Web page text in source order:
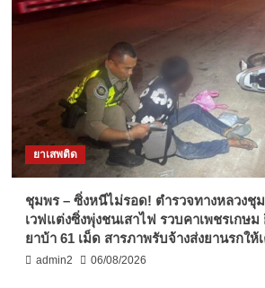
ยาเสพติด
ชุมพร – ซิ่งหนีไม่รอด! ตำรวจทางหลวงชุ
เวฟแต่งซิ่งพุ่งชนเสาไฟ รวบคาเพชรเกษม
ยาบ้า 61 เม็ด สารภาพรับจ้างส่งยานรกให้
admin2 06/08/2026